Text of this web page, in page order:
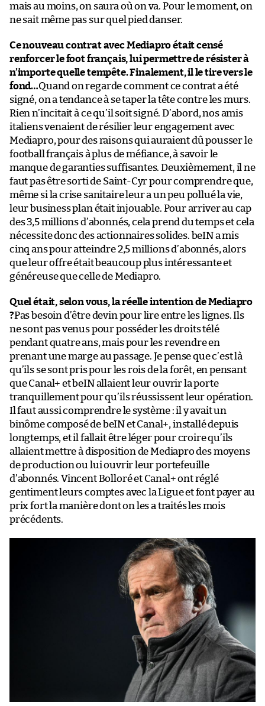
mais au moins, on saura où on va. Pour le moment, on
ne sait même pas sur quel pied danser.
Ce nouveau contrat avec Mediapro était censé
renforcer le foot français, lui permettre de résister à
n’importe quelle tempête. Finalement, il le tire vers le
fond…Quand on regarde comment ce contrat a été
signé, on a tendance à se taper la tête contre les murs.
Rien n’incitait à ce qu’il soit signé. D’abord, nos amis
italiens venaient de résilier leur engagement avec
Mediapro, pour des raisons qui auraient dû pousser le
football français à plus de méfiance, à savoir le
manque de garanties suffisantes. Deuxièmement, il ne
faut pas être sorti de Saint-Cyr pour comprendre que,
même si la crise sanitaire leur a un peu pollué la vie,
leur business plan était injouable. Pour arriver au cap
des 3,5 millions d’abonnés, cela prend du temps et cela
nécessite donc des actionnaires solides. beIN a mis
cinq ans pour atteindre 2,5 millions d’abonnés, alors
que leur offre était beaucoup plus intéressante et
généreuse que celle de Mediapro.
Quel était, selon vous, la réelle intention de Mediapro
?Pas besoin d’être devin pour lire entre les lignes. Ils
ne sont pas venus pour posséder les droits télé
pendant quatre ans, mais pour les revendre en
prenant une marge au passage. Je pense que c’est là
qu’ils se sont pris pour les rois de la forêt, en pensant
que Canal+ et beIN allaient leur ouvrir la porte
tranquillement pour qu’ils réussissent leur opération.
Il faut aussi comprendre le système : il y avait un
binôme composé de beIN et Canal+, installé depuis
longtemps, et il fallait être léger pour croire qu’ils
allaient mettre à disposition de Mediapro des moyens
de production ou lui ouvrir leur portefeuille
d’abonnés. Vincent Bolloré et Canal+ ont réglé
gentiment leurs comptes avec la Ligue et font payer au
prix fort la manière dont on les a traités les mois
précédents.